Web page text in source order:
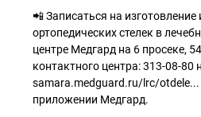
📲 Записаться на
ортопедических стелек в
центре Медгард на 6 просеке,
контактного центра: 313-08-80
samara.medguard.ru/lrc/
приложении Медгард.